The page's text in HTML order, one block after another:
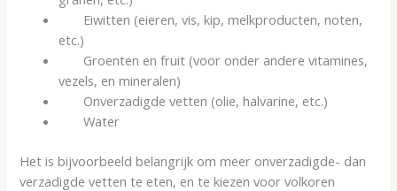
Eiwitten (eieren, vis, kip, melkproducten, noten,
etc.)
Groenten en fruit (voor onder andere vitamines,
vezels, en mineralen)
Onverzadigde vetten (olie, halvarine, etc.)
Water
Het is bijvoorbeeld belangrijk om meer onverzadigde- dan
verzadigde vetten te eten, en te kiezen voor volkoren